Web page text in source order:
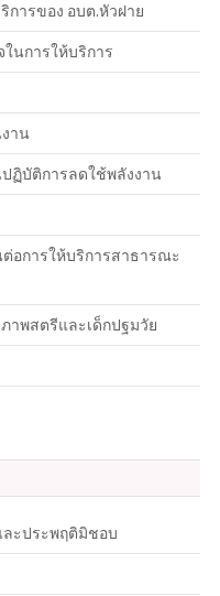
การของ อบต.หัวฝาย
นการให้บริการ
าน
ฏิบัติการลดใช้พลังงาน
อการให้บริการสาธารณะ
าพสตรีและเด็กปฐมวัย
ละประพฤติมิชอบ